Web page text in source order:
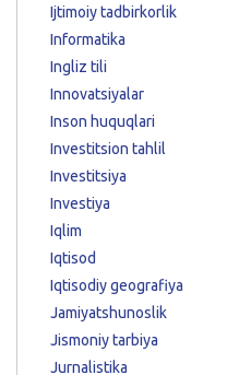
Ijtimoiy tadbirkorlik
Informatika
Ingliz tili
Innovatsiyalar
Inson huquqlari
Investitsion tahlil
Investitsiya
Investiya
Iqlim
Iqtisod
Iqtisodiy geografiya
Jamiyatshunoslik
Jismoniy tarbiya
Jurnalistika